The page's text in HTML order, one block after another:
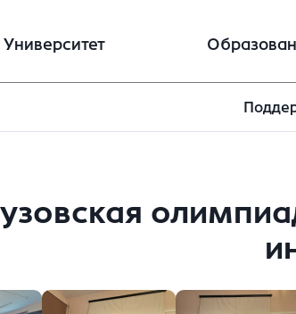
Университет